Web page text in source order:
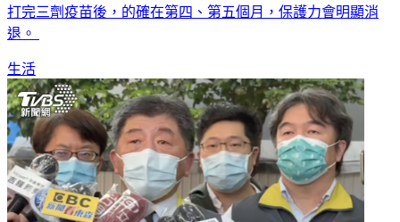
打完三劑疫苗後，的確在第四、第五個月，保護力會明顯消
退。
生活